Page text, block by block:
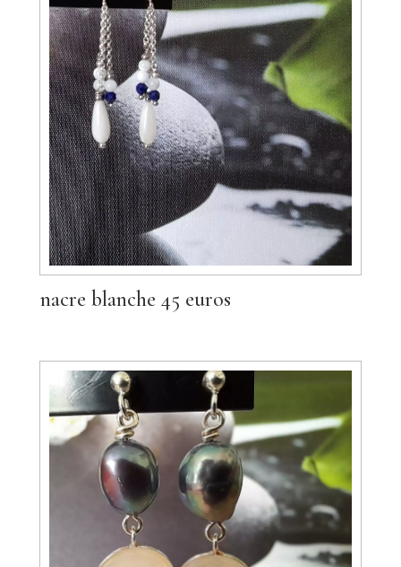
nacre blanche 45 euros